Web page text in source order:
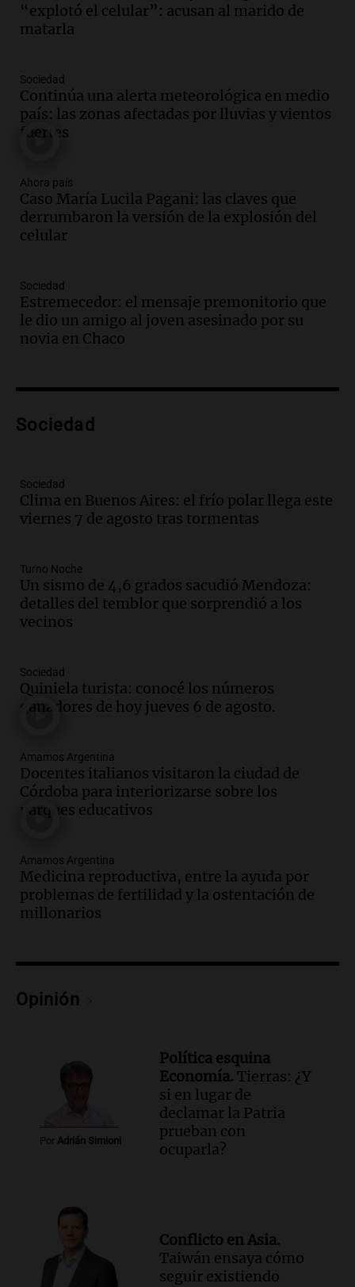
Viva la Radio Rosario
Episodios
en suspenso a hombre por simular robo
de recaudación en San Luis
Panorama Federal
Episodios
ayuda por problemas de fertilidad y la
ostentación de millonarios
Amamos Argentina
Episodios
avanza con testimonios clave sobre el
accidente en Villa Dolores
Panorama Federal
Episodios
tributo todos los jueves
Episodios
sea, va a ser lindo”
La Cadena del Gol
Episodios
en ludopatía: “Tener el casino en la
mano es muy peligroso”
La Argentina, hoy
Episodios
sobre los parques educativos
Amamos Argentina
Episodios
traerá más lluvias y eventos extremos
durante la primavera
Informados al regreso
Episodios
tras fuertes vientos
Panorama Federal
Episodios
economía mejorará el próximo año
Episodios
ley de propiedad privada
Informados al regreso
Episodios
Debate en el Senado y protesta
en Rosario contra la ley de Propiedad
Audio.
la ley de Propiedad Privada debatida en
el Senado.
Viva la Radio Rosario
“explotó el celular”: acusan al marido de
matarla
Sociedad
Continúa una alerta meteorológica en medio
país: las zonas afectadas por lluvias y vientos
fuertes
Ahora país
Caso María Lucila Pagani: las claves que
derrumbaron la versión de la explosión del
celular
Sociedad
Estremecedor: el mensaje premonitorio que
le dio un amigo al joven asesinado por su
novia en Chaco
Sociedad
Sociedad
Clima en Buenos Aires: el frío polar llega este
viernes 7 de agosto tras tormentas
Turno Noche
Un sismo de 4,6 grados sacudió Mendoza:
detalles del temblor que sorprendió a los
vecinos
Sociedad
Quiniela turista: conocé los números
ganadores de hoy jueves 6 de agosto.
Amamos Argentina
Docentes italianos visitaron la ciudad de
Córdoba para interiorizarse sobre los
parques educativos
Amamos Argentina
Medicina reproductiva, entre la ayuda por
problemas de fertilidad y la ostentación de
millonarios
Opinión
Por Adrián Simioni
Política esquina
Economía. Tierras: ¿Y
si en lugar de
declamar la Patria
prueban con
ocuparla?
Conflicto en Asia.
Taiwán ensaya cómo
seguir existiendo